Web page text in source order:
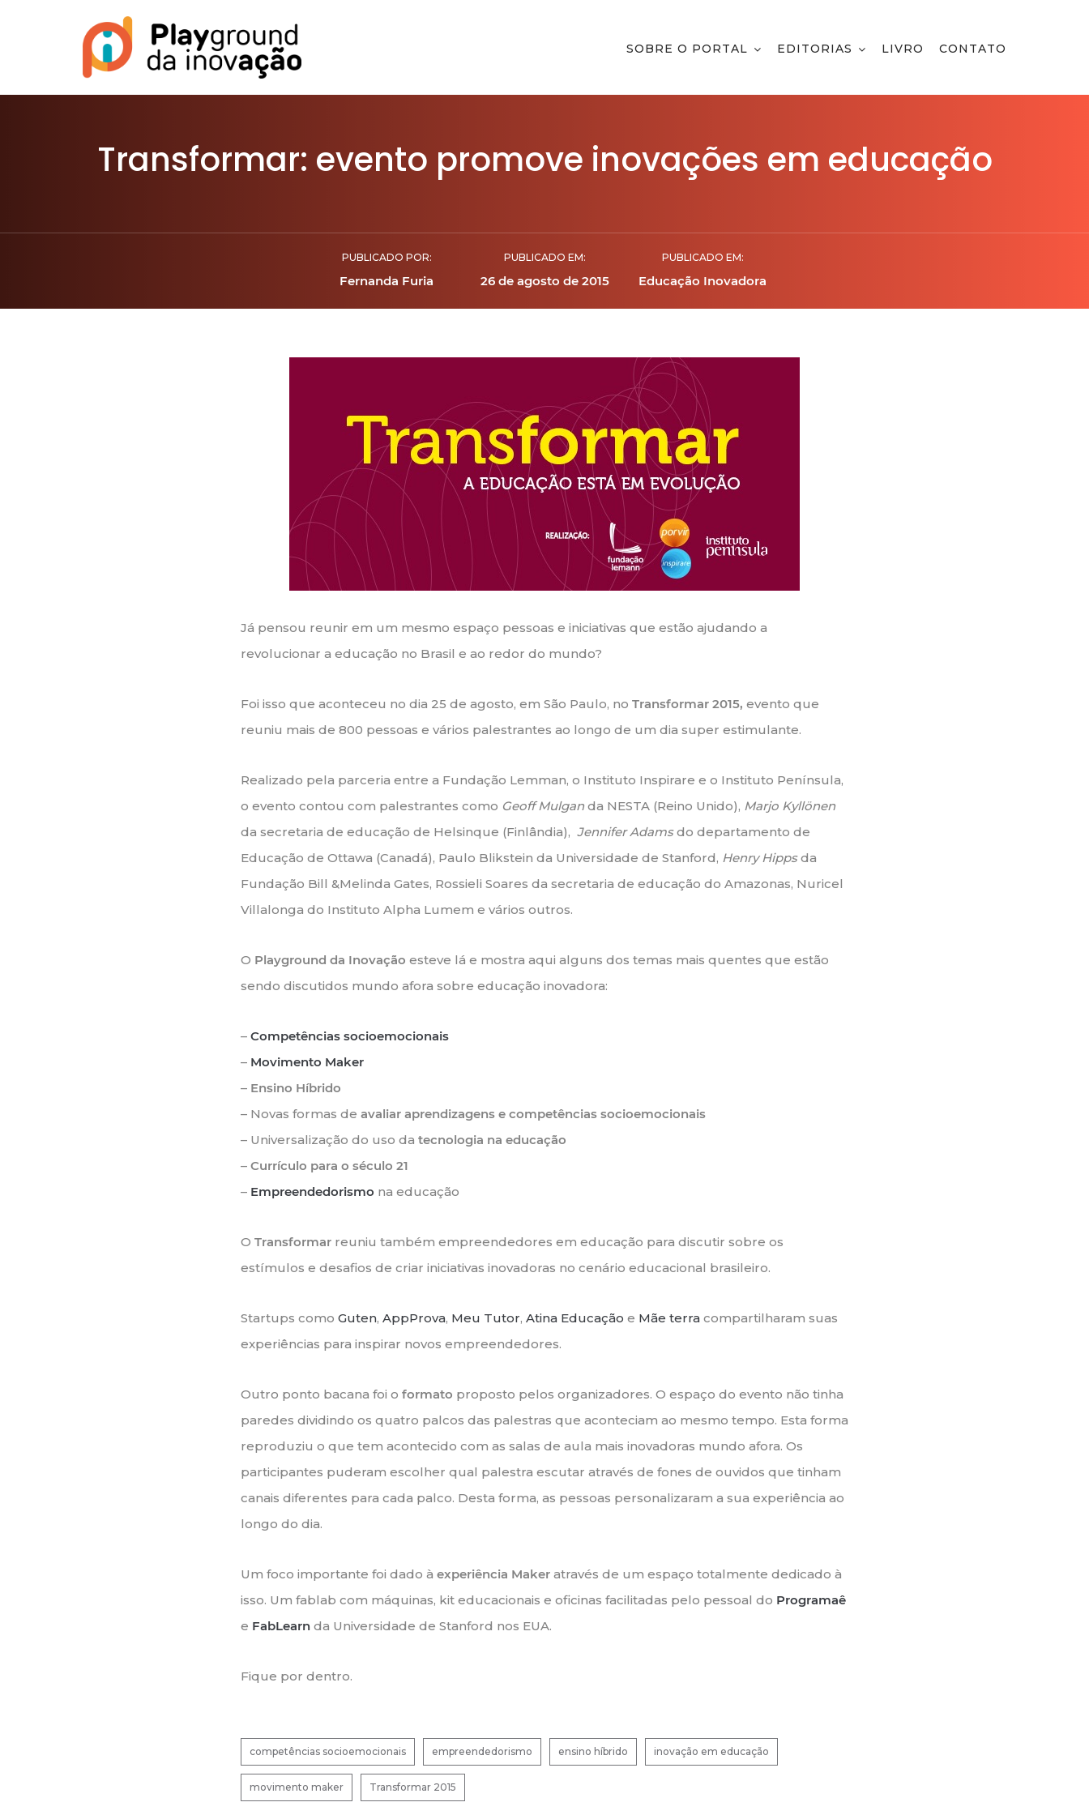
SOBRE O PORTAL EDITORIAS LIVRO CONTATO
Transformar: evento promove inovações em educação
PUBLICADO POR:
Fernanda Furia
PUBLICADO EM:
26 de agosto de 2015
PUBLICADO EM:
Educação Inovadora
Já pensou reunir em um mesmo espaço pessoas e iniciativas que estão ajudando a
revolucionar a educação no Brasil e ao redor do mundo?
Foi isso que aconteceu no dia 25 de agosto, em São Paulo, no Transformar 2015, evento que
reuniu mais de 800 pessoas e vários palestrantes ao longo de um dia super estimulante.
Realizado pela parceria entre a Fundação Lemman, o Instituto Inspirare e o Instituto Península,
o evento contou com palestrantes como Geoff Mulgan da NESTA (Reino Unido), Marjo Kyllönen
da secretaria de educação de Helsinque (Finlândia), Jennifer Adamsdo departamento de
Educação de Ottawa (Canadá), Paulo Blikstein da Universidade de Stanford, Henry Hippsda
Fundação Bill &Melinda Gates, Rossieli Soares da secretaria de educação do Amazonas, Nuricel
Villalonga do Instituto Alpha Lumem e vários outros.
O Playground da Inovação esteve lá e mostra aqui alguns dos temas mais quentes que estão
sendo discutidos mundo afora sobre educação inovadora:
– Competências socioemocionais
– Movimento Maker
– Ensino Híbrido
– Novas formas de avaliar aprendizagens e competências socioemocionais
– Universalização do uso da tecnologia na educação
– Currículo para o século 21
– Empreendedorismo na educação
O Transformar reuniu também empreendedores em educação para discutir sobre os
estímulos e desafios de criar iniciativas inovadoras no cenário educacional brasileiro.
Startups como Guten, AppProva, Meu Tutor, Atina Educação e Mãe terra compartilharam suas
experiências para inspirar novos empreendedores.
Outro ponto bacana foi o formato proposto pelos organizadores. O espaço do evento não tinha
paredes dividindo os quatro palcos das palestras que aconteciam ao mesmo tempo. Esta forma
reproduziu o que tem acontecido com as salas de aula mais inovadoras mundo afora. Os
participantes puderam escolher qual palestra escutar através de fones de ouvidos que tinham
canais diferentes para cada palco. Desta forma, as pessoas personalizaram a sua experiência ao
longo do dia.
Um foco importante foi dado à experiência Maker através de um espaço totalmente dedicado à
isso. Um fablab com máquinas, kit educacionais e oficinas facilitadas pelo pessoal do Programaê
e FabLearn da Universidade de Stanford nos EUA.
Fique por dentro.
competências socioemocionais empreendedorismo ensino híbrido inovação em educação
movimento maker Transformar 2015